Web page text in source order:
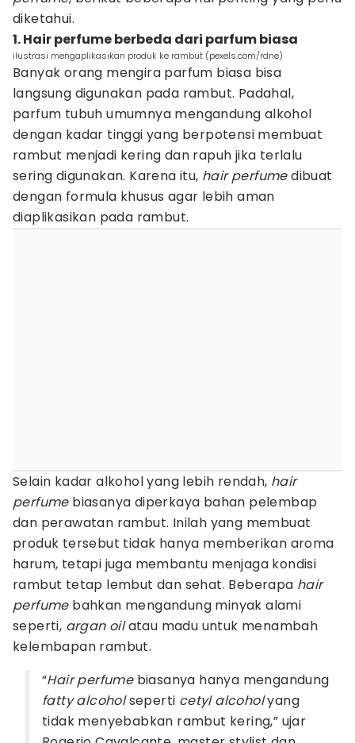
diketahui.
1. Hair perfume berbeda dari parfum biasa
ilustrasi mengaplikasikan produk ke rambut (pexels.com/rdne)
Banyak orang mengira parfum biasa bisa
langsung digunakan pada rambut. Padahal,
parfum tubuh umumnya mengandung alkohol
dengan kadar tinggi yang berpotensi membuat
rambut menjadi kering dan rapuh jika terlalu
sering digunakan. Karena itu, hair perfumedibuat
dengan formula khusus agar lebih aman
diaplikasikan pada rambut.
Selain kadar alkohol yang lebih rendah, hair
perfumebiasanya diperkaya bahan pelembap
dan perawatan rambut. Inilah yang membuat
produk tersebut tidak hanya memberikan aroma
harum, tetapi juga membantu menjaga kondisi
rambut tetap lembut dan sehat. Beberapa hair
perfumebahkan mengandung minyak alami
seperti, argan oilatau madu untuk menambah
kelembapan rambut.
“Hair perfumebiasanya hanya mengandung
fatty alcoholseperti cetyl alcoholyang
tidak menyebabkan rambut kering,” ujar